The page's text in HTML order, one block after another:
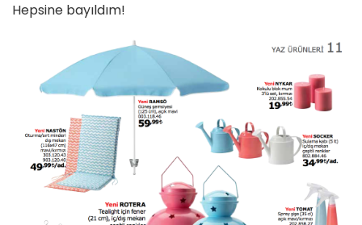
Hepsine bayıldım!